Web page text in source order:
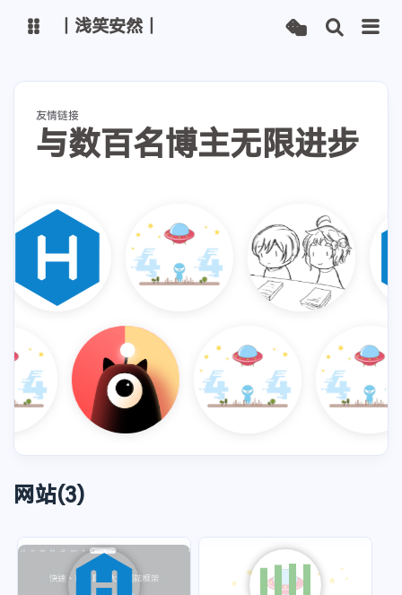
主路线 Vercel线路
ChatGPT 智谱清言
通义千问 腾讯混元
Kimi
丨浅笑安然丨
友情链接
与数百名博主无限进步
网站(3)
cover cover